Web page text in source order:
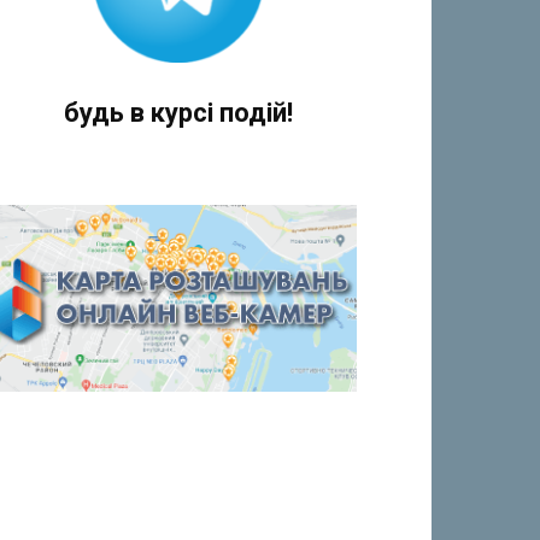
будь в курсі подій!